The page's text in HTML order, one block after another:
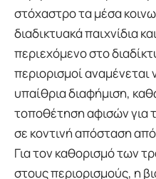
στόχαστρο τα μέσα
διαδικτυακά παιχνίδια
περιεχόμενο στο
περιορισμοί αναμένεται
υπαίθρια διαφήμιση,
τοποθέτηση αφισών για
σε κοντινή απόσταση
Για τον καθορισμό των
στους περιορισμούς, η